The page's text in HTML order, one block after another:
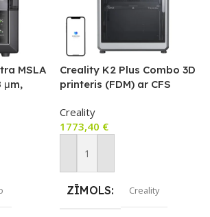
MSLA
μm,
Creality K2 Plus Combo 3D
printeris (FDM) ar CFS
Creality
1773,40 €
Pievienot Grozam
ZĪMOLS Creality